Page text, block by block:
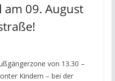
09. August
von 13.30 –
Kindern – bei der